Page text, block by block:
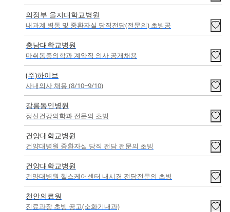
의정부 을지대학교병원
내과계 병동 및 중환자실 당직전담(전문의) 초빙공
충남대학교병원
마취통증의학과 계약직 의사 공개채용
(주)하이브
사내의사 채용 (8/10~9/10)
강릉동인병원
정신건강의학과 전문의 초빙
건양대학교병원
건양대병원 중환자실 당직 전담 전문의 초빙
건양대학교병원
건양대병원 헬스케어센터 내시경 전담전문의 초빙
천안의료원
진료과장 초빙 공고(소화기내과)